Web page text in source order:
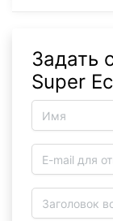
Задать
Super